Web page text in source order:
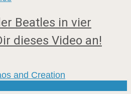
Beatles in vier
dieses Video an!